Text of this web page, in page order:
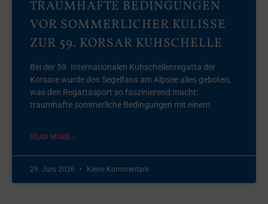
TRAUMHAFTE BEDINGUNGEN
VOR SOMMERLICHER KULISSE
ZUR 59. KORSAR KUHSCHELLE
Bei der 59. Internationalen Kuhschellenregatta der
Korsare wurde den Segelfans am Alpsee alles geboten,
was den Regattasport so faszinierend macht:
traumhafte sommerliche Bedingungen mit einem
READ MORE »
29. Juni 2026 Keine Kommentare